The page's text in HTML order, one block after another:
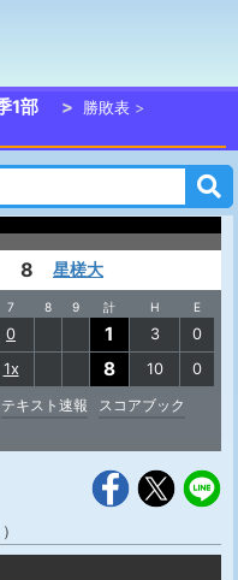
1部
勝敗表
8 星槎大
7 8 9 計 H E
0 1 3
0
1x 8 10
0
テキスト速報
スコアブック